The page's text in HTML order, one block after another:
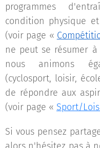
programmes
condition physique
(voir page «
ne peut se résumer
nous animons
(cyclosport, loisir,
de répondre aux
(voir page « Sport/
Si vous pensez